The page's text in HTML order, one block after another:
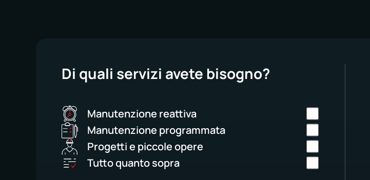
Di quali servizi avete bisogno?
Manutenzione reattiva
Manutenzione programmata
Progetti e piccole opere
Tutto quanto sopra